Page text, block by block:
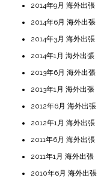
2014年9月 海外出張
2014年6月 海外出張
2014年3月 海外出張
2014年1月 海外出張
2013年6月 海外出張
2013年1月 海外出張
2012年6月 海外出張
2012年1月 海外出張
2011年6月 海外出張
2011年1月 海外出張
2010年6月 海外出張